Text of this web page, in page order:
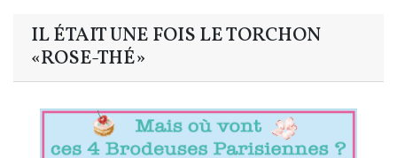
IL ÉTAIT UNE FOIS LE TORCHON
«ROSE-THÉ»